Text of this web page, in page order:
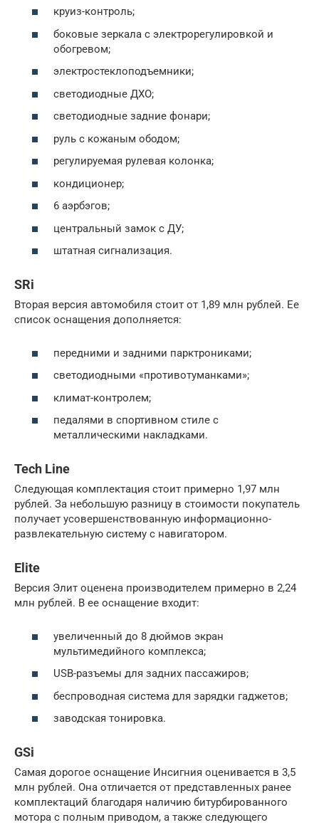
круиз-контроль;
боковые зеркала с электрорегулировкой и
обогревом;
электростеклоподъемники;
светодиодные ДХО;
светодиодные задние фонари;
руль с кожаным ободом;
регулируемая рулевая колонка;
кондиционер;
6 аэрбэгов;
центральный замок с ДУ;
штатная сигнализация.
SRi
Вторая версия автомобиля стоит от 1,89 млн рублей. Ее
список оснащения дополняется:
передними и задними парктрониками;
светодиодными «противотуманками»;
климат-контролем;
педалями в спортивном стиле с
металлическими накладками.
Tech Line
Следующая комплектация стоит примерно 1,97 млн
рублей. За небольшую разницу в стоимости покупатель
получает усовершенствованную информационно-
развлекательную систему с навигатором.
Elite
Версия Элит оценена производителем примерно в 2,24
млн рублей. В ее оснащение входит:
увеличенный до 8 дюймов экран
мультимедийного комплекса;
USB-разъемы для задних пассажиров;
беспроводная система для зарядки гаджетов;
заводская тонировка.
GSi
Самая дорогое оснащение Инсигния оценивается в 3,5
млн рублей. Она отличается от представленных ранее
комплектаций благодаря наличию битурбированного
мотора с полным приводом, а также следующего